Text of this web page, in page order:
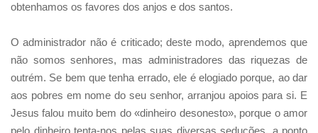
obtenhamos os favores dos anjos e dos santos.
O administrador não é criticado; deste modo, aprendemos que
não somos senhores, mas administradores das riquezas de
outrém. Se bem que tenha errado, ele é elogiado porque, ao dar
aos pobres em nome do seu senhor, arranjou apoios para si. E
Jesus falou muito bem do «dinheiro desonesto», porque o amor
pelo dinheiro tenta-nos pelas suas diversas seduções, a ponto